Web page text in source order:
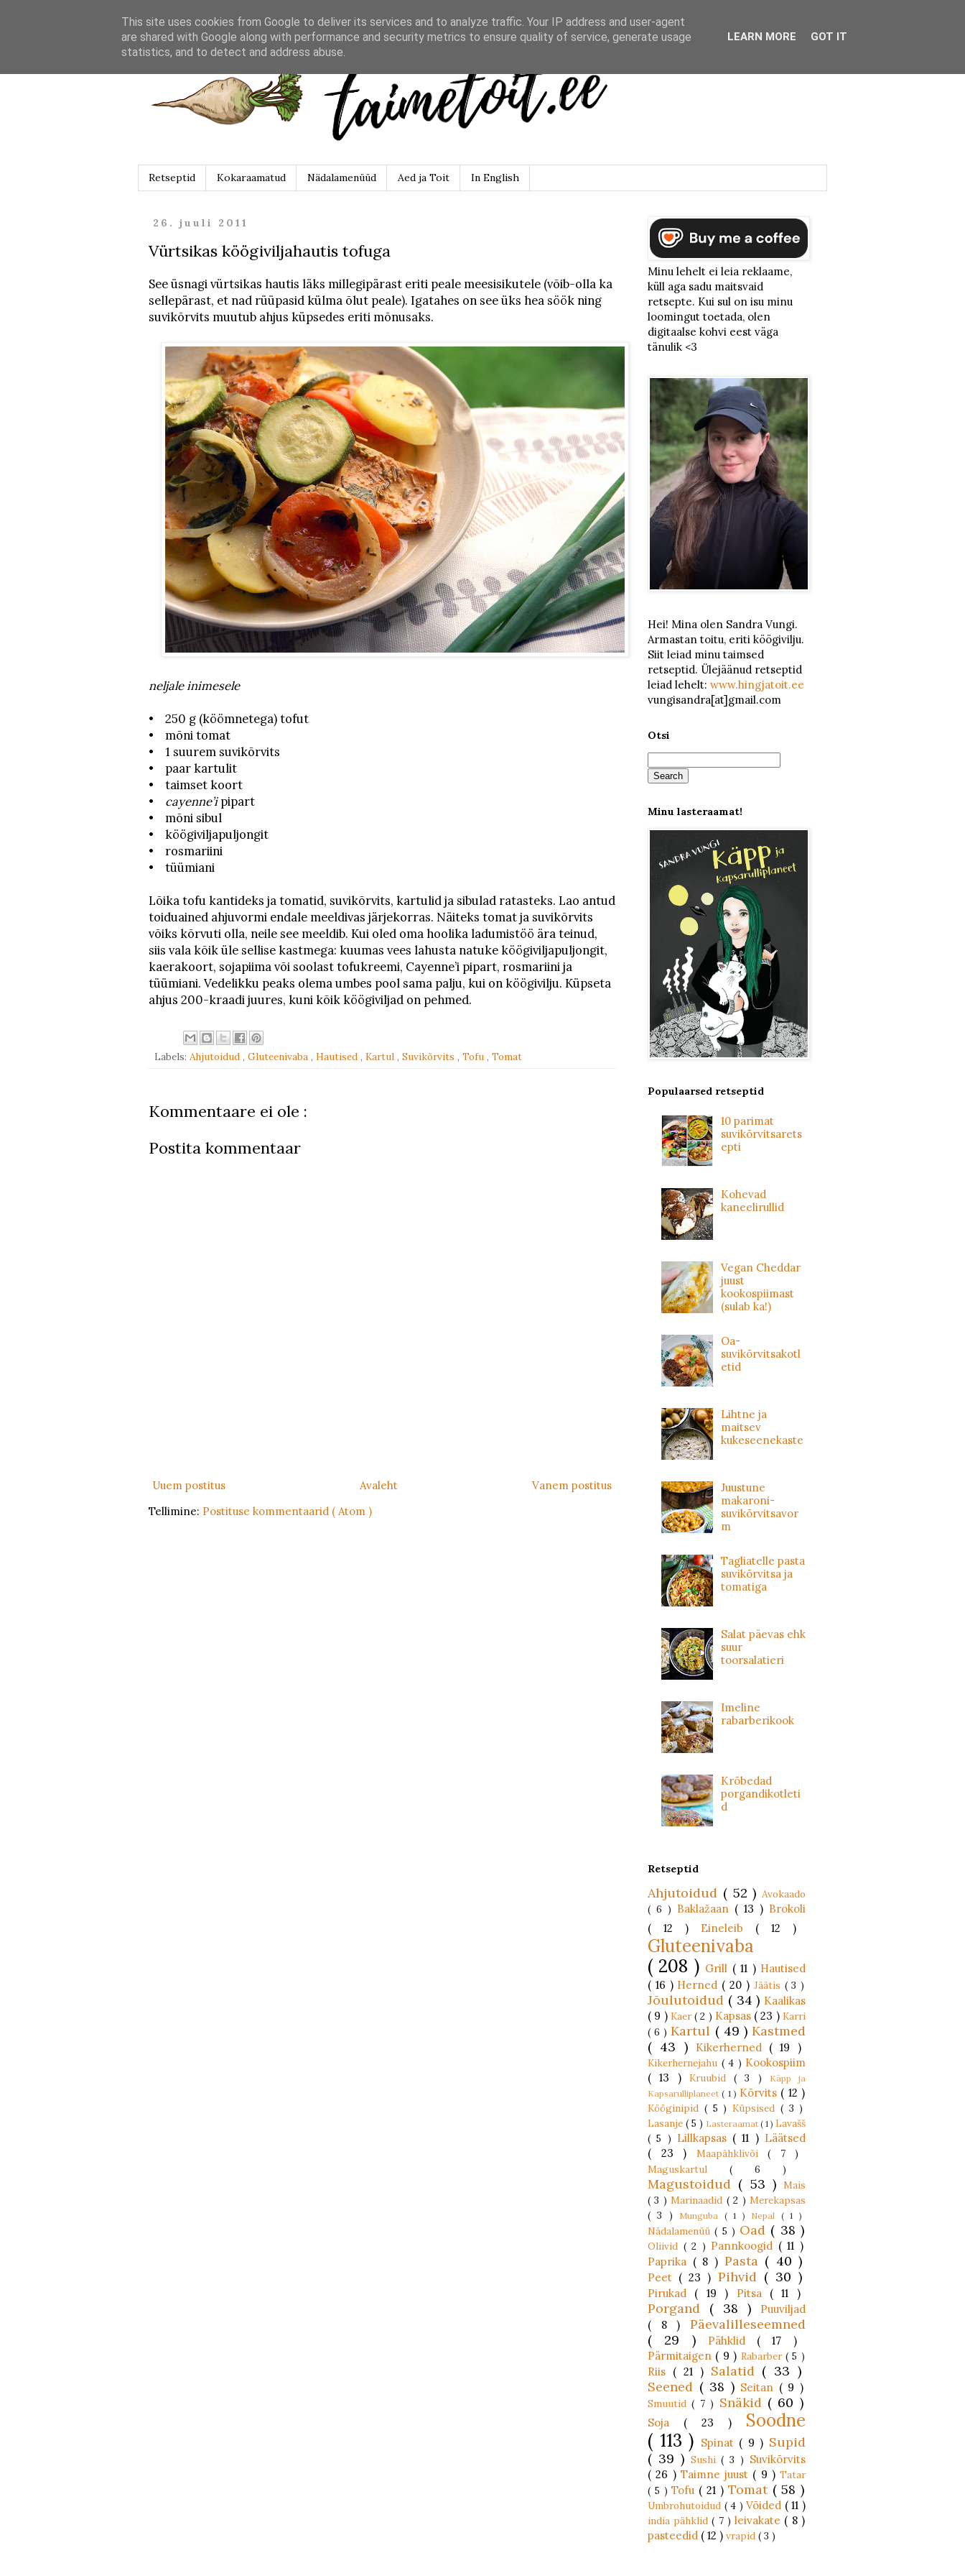
Retseptid Kokaraamatud Nädalamenüüd Aed ja Toit In English
26. juuli 2011
Vürtsikas köögiviljahautis tofuga
See üsnagi vürtsikas hautis läks millegipärast eriti peale meesisikutele (võib-olla ka
sellepärast, et nad rüüpasid külma õlut peale). Igatahes on see üks hea söök ning
suvikõrvits muutub ahjus küpsedes eriti mõnusaks.
neljale inimesele
• 250 g (köömnetega) tofut
• mõni tomat
• 1 suurem suvikõrvits
• paar kartulit
• taimset koort
• cayenne’ipipart
• mõni sibul
• köögiviljapuljongit
• rosmariini
• tüümiani
Lõika tofu kantideks ja tomatid, suvikõrvits, kartulid ja sibulad ratasteks. Lao antud
toiduained ahjuvormi endale meeldivas järjekorras. Näiteks tomat ja suvikõrvits
võiks kõrvuti olla, neile see meeldib. Kui oled oma hoolika ladumistöö ära teinud,
siis vala kõik üle sellise kastmega: kuumas vees lahusta natuke köögiviljapuljongit,
kaerakoort, sojapiima või soolast tofukreemi, Cayenne’i pipart, rosmariini ja
tüümiani. Vedelikku peaks olema umbes pool sama palju, kui on köögivilju. Küpseta
ahjus 200-kraadi juures, kuni kõik köögiviljad on pehmed.
Labels: Ahjutoidud , Gluteenivaba , Hautised , Kartul , Suvikõrvits , Tofu , Tomat
Kommentaare ei ole :
Postita kommentaar
Uuem postitus Vanem postitus
Avaleht
Tellimine: Postituse kommentaarid ( Atom )
Minu lehelt ei leia reklaame,
küll aga sadu maitsvaid
retsepte. Kui sul on isu minu
loomingut toetada, olen
digitaalse kohvi eest väga
tänulik <3
Hei! Mina olen Sandra Vungi.
Armastan toitu, eriti köögivilju.
Siit leiad minu taimsed
retseptid. Ülejäänud retseptid
leiad lehelt: www.hingjatoit.ee
vungisandra[at]gmail.com
Otsi
Minu lasteraamat!
Populaarsed retseptid
10 parimat
suvikõrvitsarets
epti
Kohevad
kaneelirullid
Vegan Cheddar
juust
kookospiimast
(sulab ka!)
Oa-
suvikõrvitsakotl
etid
Lihtne ja
maitsev
kukeseenekaste
Juustune
makaroni-
suvikõrvitsavor
m
Tagliatelle pasta
suvikõrvitsa ja
tomatiga
Salat päevas ehk
suur
toorsalatieri
Imeline
rabarberikook
Krõbedad
porgandikotleti
d
Retseptid
Ahjutoidud ( 52 ) Avokaado
( 6 ) Baklažaan ( 13 ) Brokoli
( 12 ) Eineleib ( 12 )
Gluteenivaba
( 208 ) Grill ( 11 ) Hautised
( 16 ) Herned ( 20 ) Jäätis ( 3 )
Jõulutoidud ( 34 ) Kaalikas
( 9 ) Kaer( 2 ) Kapsas ( 23 )Karri
( 6 )Kartul ( 49 )Kastmed
( 43 )
Kikerherned ( 19 )
Kikerhernejahu ( 4 ) Kookospiim
( 13 ) Kruubid ( 3 )
Käpp ja
Kapsarulliplaneet( 1 ) Kõrvits ( 12 )
Kööginipid ( 5 ) Küpsised ( 3 )
Lasanje ( 5 ) Lasteraamat ( 1 ) Lavašš
( 5 ) Lillkapsas ( 11 ) Läätsed
( 23 ) Maapähklivõi( 7 )
Maguskartul ( 6 )
Magustoidud ( 53 ) Mais
( 3 )Marinaadid ( 2 )Merekapsas
( 3 )
Munguba ( 1 ) Nepal ( 1 )
Nädalamenüü( 5 ) Oad ( 38 )
Oliivid ( 2 ) Pannkoogid ( 11 )
Paprika ( 8 ) Pasta ( 40 )
Peet ( 23 ) Pihvid ( 30 )
Pirukad ( 19 ) Pitsa ( 11 )
Porgand ( 38 )
Puuviljad
( 8 ) Päevalilleseemned
( 29 )
Pähklid ( 17 )
Pärmitaigen ( 9 ) Rabarber ( 5 )
Riis ( 21 ) Salatid ( 33 )
Seened ( 38 ) Seitan ( 9 )
Smuutid( 7 ) Snäkid ( 60 )
Soja ( 23 ) Soodne
( 113 ) Spinat ( 9 ) Supid
( 39 ) Sushi( 3 ) Suvikõrvits
( 26 ) Taimne juust ( 9 ) Tatar
( 5 )Tofu ( 21 ) Tomat ( 58 )
Umbrohutoidud ( 4 ) Võided ( 11 )
india pähklid( 7 )leivakate ( 8 )
pasteedid ( 12 ) vrapid ( 3 )
This site uses cookies from Google to deliver its services and to analyze traffic. Your IP address and user-agent
are shared with Google along with performance and security metrics to ensure quality of service, generate usage
statistics, and to detect and address abuse.
LEARN MORE GOT IT